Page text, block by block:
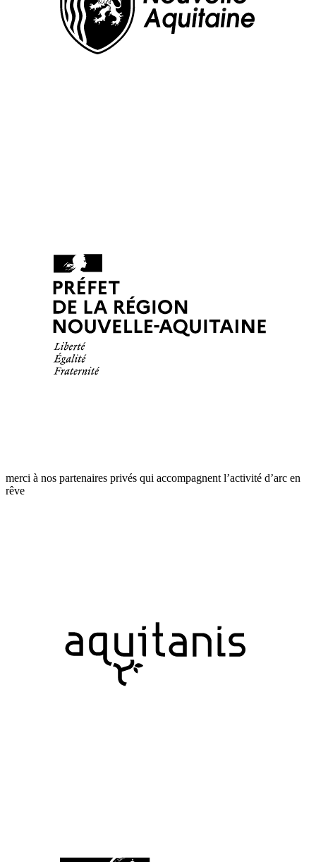
merci à nos partenaires privés qui accompagnent l’activité d’arc en
rêve